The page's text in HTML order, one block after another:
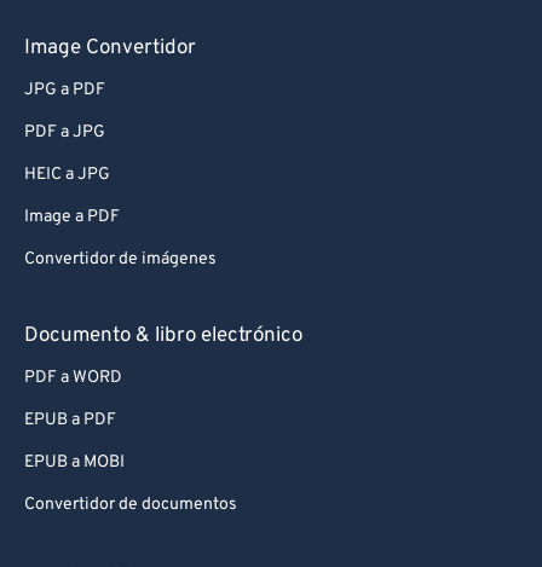
Image Convertidor
JPG a PDF
PDF a JPG
HEIC a JPG
Image a PDF
Convertidor de imágenes
Documento & libro electrónico
PDF a WORD
EPUB a PDF
EPUB a MOBI
Convertidor de documentos